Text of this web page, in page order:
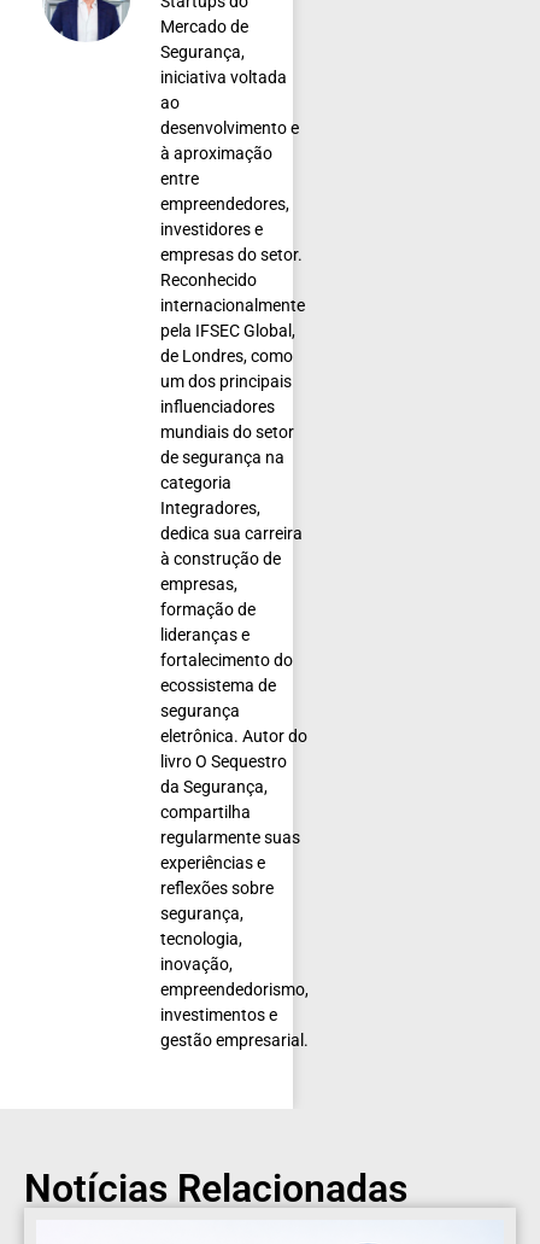
Mercado de
Segurança,
iniciativa voltada
ao
desenvolvimento e
à aproximação
entre
empreendedores,
investidores e
empresas do setor.
Reconhecido
internacionalmente
pela IFSEC Global,
de Londres, como
um dos principais
influenciadores
mundiais do setor
de segurança na
categoria
Integradores,
dedica sua carreira
à construção de
empresas,
formação de
lideranças e
fortalecimento do
ecossistema de
segurança
eletrônica. Autor do
livro O Sequestro
da Segurança,
compartilha
regularmente suas
experiências e
reflexões sobre
segurança,
tecnologia,
inovação,
empreendedorismo,
investimentos e
gestão empresarial.
Notícias Relacionadas